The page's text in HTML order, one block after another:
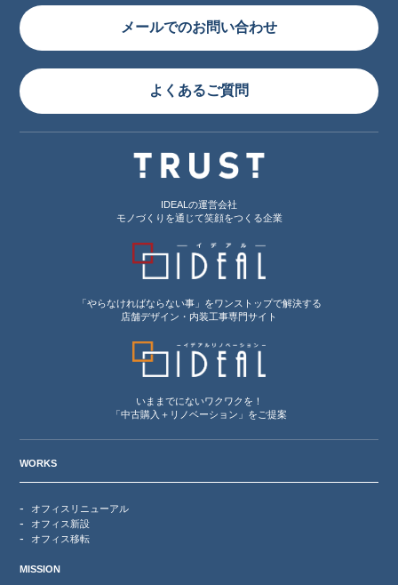
メールでのお問い合わせ
よくあるご質問
IDEALの運営会社
モノづくりを通じて笑顔をつくる企業
「やらなければならない事」をワンストップで解決する
店舗デザイン・内装工事専門サイト
いままでにないワクワクを！
「中古購入＋リノベーション」をご提案
WORKS
オフィスリニューアル
オフィス新設
オフィス移転
MISSION